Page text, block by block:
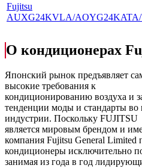
Fujitsu
AUXG24KVLA/AOYG24KATA
О кондиционерах
Японский рынок предъявляет
высокие требования к
кондиционированию воздуха и
тенденции моды и стандарты во
индустрии. Поскольку FUJITSU
является мировым брендом и
компания Fujitsu General Limited
кондиционеры исключительно
занимая из года в год